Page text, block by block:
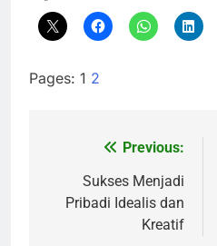
Pages: 1 2
NavigasiPrevious:
Sukses Menjadi
Pribadi Idealis dan
Kreatif